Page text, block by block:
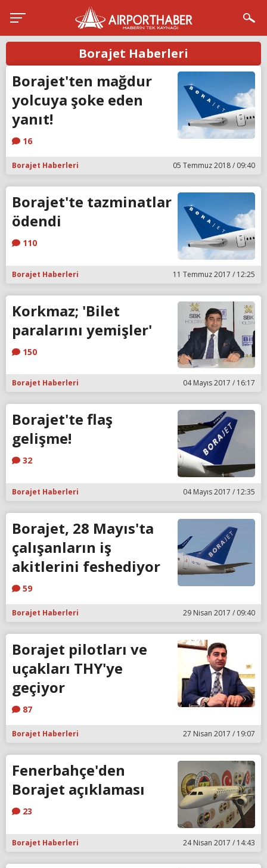
Borajet Haberleri
Borajet'ten mağdur
yolcuya şoke eden
yanıt!
16
Borajet Haberleri 05 Temmuz 2018 / 09:40
Borajet'te tazminatlar
ödendi
110
Borajet Haberleri 11 Temmuz 2017 / 12:25
Korkmaz; 'Bilet
paralarını yemişler'
150
Borajet Haberleri 04 Mayıs 2017 / 16:17
Borajet'te flaş
gelişme!
32
Borajet Haberleri 04 Mayıs 2017 / 12:35
Borajet, 28 Mayıs'ta
çalışanların iş
akitlerini feshediyor
59
Borajet Haberleri 29 Nisan 2017 / 09:40
Borajet pilotları ve
uçakları THY'ye
geçiyor
87
Borajet Haberleri 27 Nisan 2017 / 19:07
Fenerbahçe'den
Borajet açıklaması
23
Borajet Haberleri 24 Nisan 2017 / 14:43